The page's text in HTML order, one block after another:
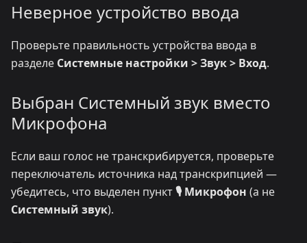
Неверное устройство ввода
Проверьте правильность устройства ввода в
разделе Системные настройки > Звук > Вход.
Выбран Системный звук вместо
Микрофона
Если ваш голос не транскрибируется, проверьте
переключатель источника над транскрипцией —
убедитесь, что выделен пункт🎙️ Микрофон (а не
Системный звук).